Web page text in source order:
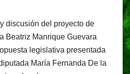
discusión del proyecto de
Beatriz Manrique Guevara
legislativa presentada
María Fernanda De la